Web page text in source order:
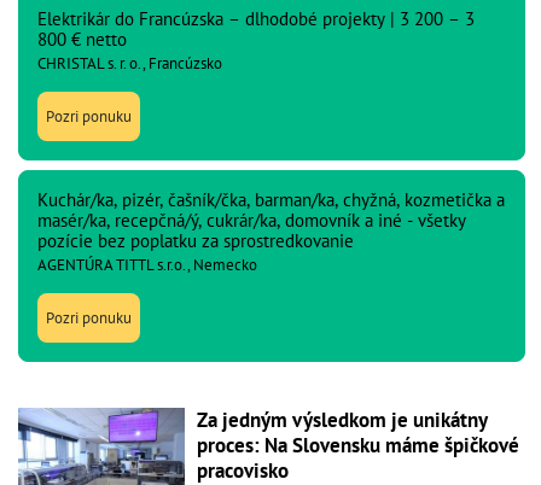
Elektrikár do Francúzska – dlhodobé projekty | 3 200 – 3
800 € netto
CHRISTAL s. r. o., Francúzsko
Pozri ponuku
Kuchár/ka, pizér, čašník/čka, barman/ka, chyžná, kozmetička a
masér/ka, recepčná/ý, cukrár/ka, domovník a iné - všetky
pozície bez poplatku za sprostredkovanie
AGENTÚRA TITTL s.r.o., Nemecko
Pozri ponuku
Za jedným výsledkom je unikátny
proces: Na Slovensku máme špičkové
pracovisko